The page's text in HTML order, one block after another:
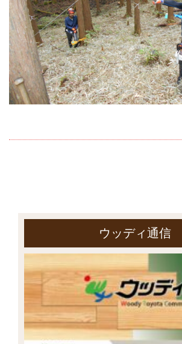
ウッディ通信